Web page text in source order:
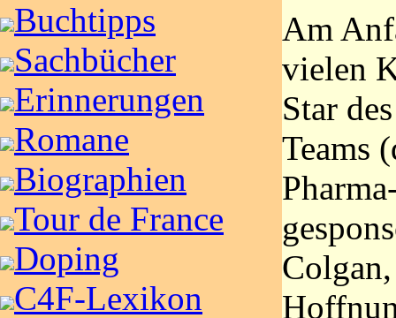
Buchtipps
Sachbücher
Erinnerungen
Romane
Biographien
Tour de France
Doping
C4F-Lexikon
Am
vielen
Star
Teams